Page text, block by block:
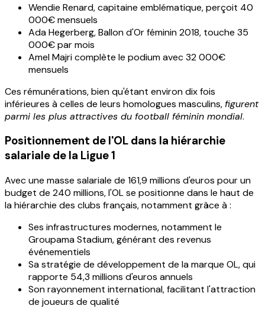
Wendie Renard, capitaine emblématique, perçoit 40
000€ mensuels
Ada Hegerberg, Ballon d'Or féminin 2018, touche 35
000€ par mois
Amel Majri complète le podium avec 32 000€
mensuels
Ces rémunérations, bien qu'étant environ dix fois
inférieures à celles de leurs homologues masculins, figurent
parmi les plus attractives du football féminin mondial.
Positionnement de l'OL dans la hiérarchie
salariale de la Ligue 1
Avec une masse salariale de 161,9 millions d'euros pour un
budget de 240 millions, l'OL se positionne dans le haut de
la hiérarchie des clubs français, notamment grâce à :
Ses infrastructures modernes, notamment le
Groupama Stadium, générant des revenus
événementiels
Sa stratégie de développement de la marque OL, qui
rapporte 54,3 millions d'euros annuels
Son rayonnement international, facilitant l'attraction
de joueurs de qualité